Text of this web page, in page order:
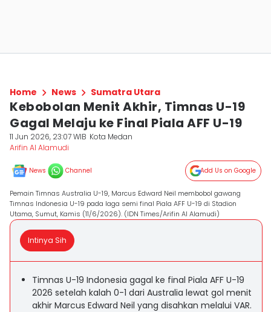
Home News Sumatra Utara
Kebobolan Menit Akhir, Timnas U-19
Gagal Melaju ke Final Piala AFF U-19
11 Jun 2026, 23:07 WIB Kota Medan
Arifin Al Alamudi
News Channel Add Us on Google
Pemain Timnas Australia U-19, Marcus Edward Neil membobol gawang
Timnas Indonesia U-19 pada laga semi final Piala AFF U-19 di Stadion
Utama, Sumut, Kamis (11/6/2026). (IDN Times/Arifin Al Alamudi)
Intinya Sih
Timnas U-19 Indonesia gagal ke final Piala AFF U-19
2026 setelah kalah 0-1 dari Australia lewat gol menit
akhir Marcus Edward Neil yang disahkan melalui VAR.